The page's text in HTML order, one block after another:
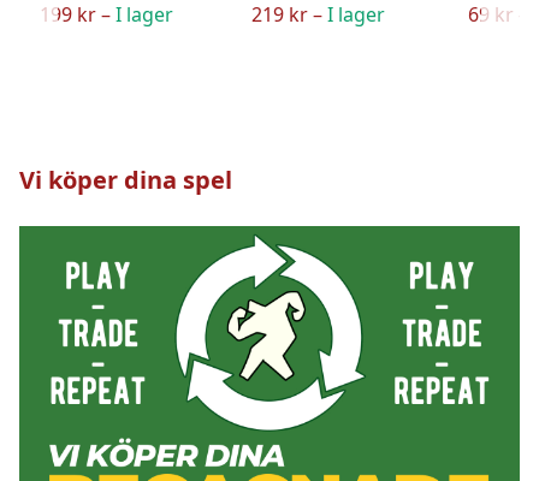
199 kr –I lager 219 kr –I lager 69 kr –
Vi köper dina spel